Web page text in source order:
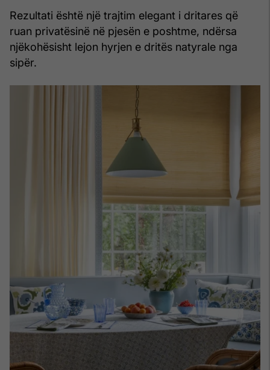
Rezultati është një trajtim elegant i dritares që
ruan privatësinë në pjesën e poshtme, ndërsa
njëkohësisht lejon hyrjen e dritës natyrale nga
sipër.